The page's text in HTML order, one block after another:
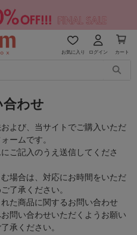
お気に入り ログイン カート
合わせ
よび、当サイトでご購入いただ
ームです。
ご記入のうえ送信してくださ
場合は、対応にお時間をいただ
了承ください。
た商品に関するお問い合わせ
問い合わせいただくようお願い
承ください。